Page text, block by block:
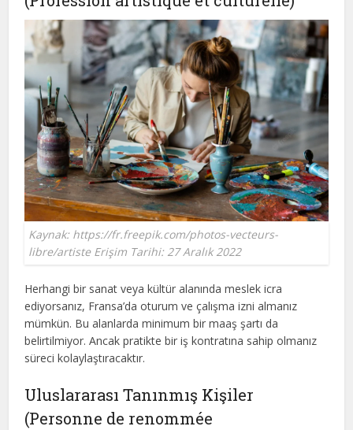
Kaynak: https://fr.freepik.com/photos-vecteurs-
libre/artiste Erişim Tarihi: 27 Aralık 2022
Herhangi bir sanat veya kültür alanında meslek icra
ediyorsanız, Fransa’da oturum ve çalışma izni almanız
mümkün. Bu alanlarda minimum bir maaş şartı da
belirtilmiyor. Ancak pratikte bir iş kontratına sahip olmanız
süreci kolaylaştıracaktır.
Uluslararası Tanınmış Kişiler
(Personne de renommée